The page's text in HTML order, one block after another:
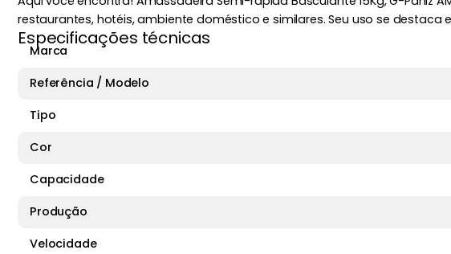
restaurantes, hotéis, ambiente doméstico e similares. Seu uso se
Especificações técnicas
Marca
Referência / Modelo
Tipo
Cor
Capacidade
Produção
Velocidade